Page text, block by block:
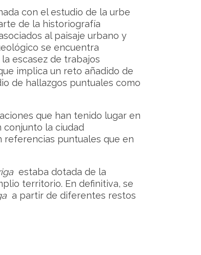
con el estudio de la urbe
de la historiografía
al paisaje urbano y
se encuentra
escasez de trabajos
implica un reto añadido de
de hallazgos puntuales como
que han tenido lugar en
conjunto la ciudad
referencias puntuales que en
estaba dotada de la
territorio. En definitiva, se
a partir de diferentes restos